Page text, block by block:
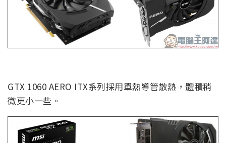
GTX 1060 AERO ITX系列採用單熱導管散熱，體積稍
微更小一些。